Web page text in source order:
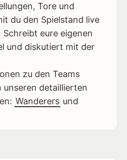
Tore und
du den Spielstand live
eure eigenen
und diskutiert mit der
zu den Teams
unseren detaillierten
Wanderers und